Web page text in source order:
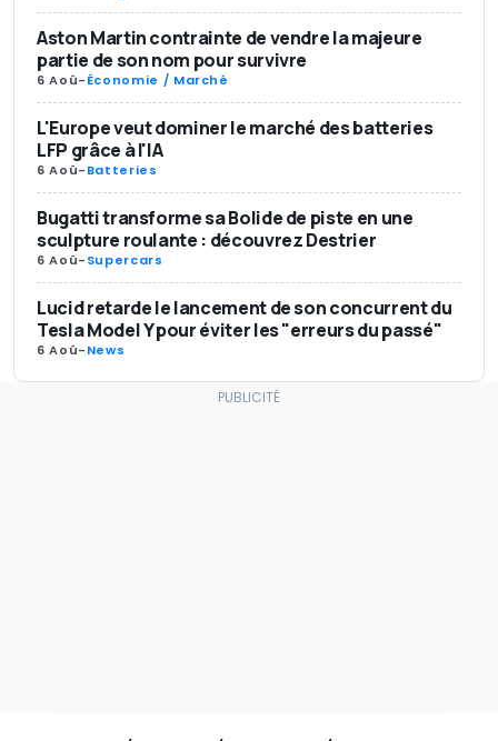
Aston Martin contrainte de vendre la majeure
partie de son nom pour survivre
6 Aoû-Économie / Marché
L'Europe veut dominer le marché des batteries
LFP grâce à l'IA
6 Aoû-Batteries
Bugatti transforme sa Bolide de piste en une
sculpture roulante : découvrez Destrier
6 Aoû-Supercars
Lucid retarde le lancement de son concurrent du
Tesla Model Y pour éviter les "erreurs du passé"
6 Aoû-News